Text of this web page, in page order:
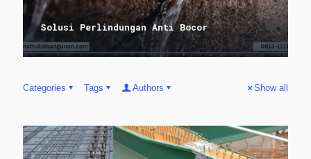
Solusi Perlindungan Anti Bocor
Categories Tags Authors Show all